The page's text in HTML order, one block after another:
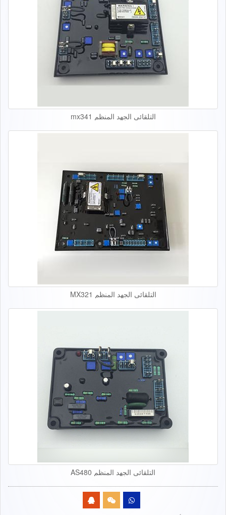
التلقائي الجهد المنظم mx341
التلقائي الجهد المنظم MX321
التلقائي الجهد المنظم AS480